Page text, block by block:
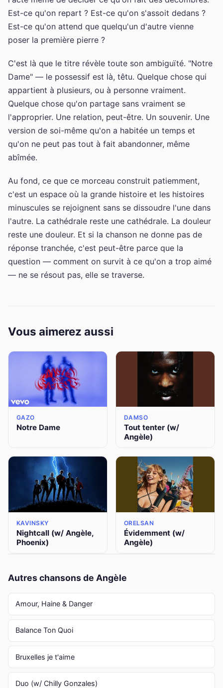
Est-ce qu'on repart ? Est-ce qu'on s'assoit dedans ?
Est-ce qu'on attend que quelqu'un d'autre vienne
poser la première pierre ?
C'est là que le titre révèle toute son ambiguïté. "Notre
Dame" — le possessif est là, têtu. Quelque chose qui
appartient à plusieurs, ou à personne vraiment.
Quelque chose qu'on partage sans vraiment se
l'approprier. Une relation, peut-être. Un souvenir. Une
version de soi-même qu'on a habitée un temps et
qu'on ne peut pas tout à fait abandonner, même
abîmée.
Au fond, ce que ce morceau construit patiemment,
c'est un espace où la grande histoire et les histoires
minuscules se rejoignent sans se dissoudre l'une dans
l'autre. La cathédrale reste une cathédrale. La douleur
reste une douleur. Et si la chanson ne donne pas de
réponse tranchée, c'est peut-être parce que la
question — comment on survit à ce qu'on a trop aimé
— ne se résout pas, elle se traverse.
Vous aimerez aussi
GAZO
Notre Dame
DAMSO
Tout tenter (w/
Angèle)
KAVINSKY
Nightcall (w/ Angèle,
Phoenix)
ORELSAN
Évidemment (w/
Angèle)
Autres chansons de Angèle
Amour, Haine & Danger
Balance Ton Quoi
Bruxelles je t'aime
Duo (w/ Chilly Gonzales)